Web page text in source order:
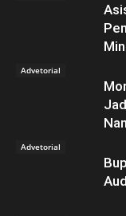
Advetorial
Advetorial